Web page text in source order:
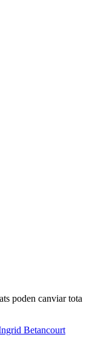
poden canviar tota
Betancourt